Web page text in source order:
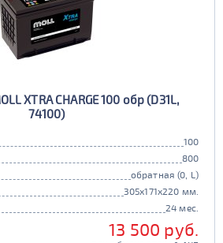
XTRA CHARGE 100 обр (D31L,
74100)
100
800
обратная (0, L)
305x171x220 мм.
24 мес.
13 500 руб.